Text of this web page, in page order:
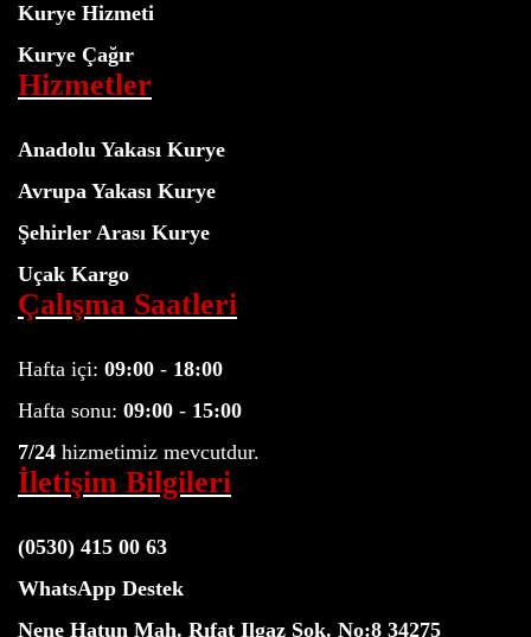
Kurye Hizmeti
Kurye Çağır
Hizmetler
Anadolu Yakası Kurye
Avrupa Yakası Kurye
Şehirler Arası Kurye
Uçak Kargo
Çalışma Saatleri
Hafta içi: 09:00 - 18:00
Hafta sonu: 09:00 - 15:00
7/24 hizmetimiz mevcutdur.
İletişim Bilgileri
(0530) 415 00 63
WhatsApp Destek
Nene Hatun Mah. Rıfat Ilgaz Sok. No:8 34275